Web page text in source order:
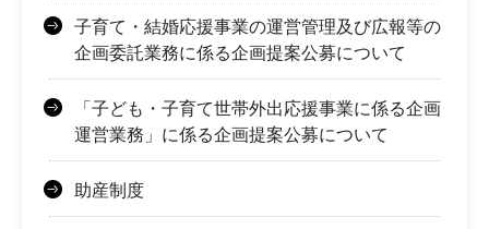
子育て・結婚応援事業の運営管理及び広報等の
企画委託業務に係る企画提案公募について
「子ども・子育て世帯外出応援事業に係る企画
運営業務」に係る企画提案公募について
助産制度